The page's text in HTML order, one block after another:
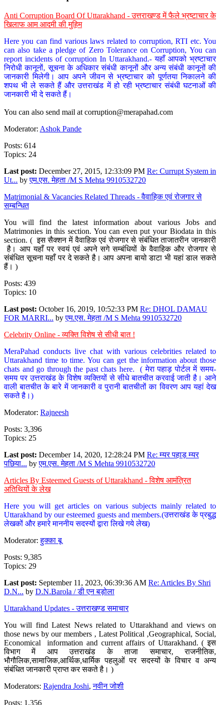
Anti Corruption Board Of Uttarakhand - उत्तराखण्ड में फैले भ्रष्टाचार के
खिलाफ आम आदमी की मुहिम
Here you can find various laws related to corruption, RTI etc. You
can also take a pledge of Zero Tolerance on Corruption, You can
report incidents of corruption In Uttarakhand.- यहाँ आपको भ्रष्टाचार
निरोधी कानूनों, सूचना के अधिकार संबंधी कानूनों और अन्य संबंधी कानूनों की
जानकारी मिलेगी। आप अपने जीवन से भ्रष्टाचार को पूर्णतया निकालने की
शपथ भी ले सकते हैं और उत्तराखंड में हो रही भ्रष्टाचार संबंधी घटनाओं की
जानकारी भी दे सकते हैं।
You can also send mail at corruption@merapahad.com
Moderator: Ashok Pande
Posts: 614
Topics: 24
Last post: December 27, 2015, 12:33:09 PM Re: Currupt System in
Ut... byएम.एस. मेहता /M S Mehta 9910532720
Matrimonial & Vacancies Related Threads - वैवाहिक एवं रोजगार से
सम्बन्धित
You will find the latest information about various Jobs and
Matrimonies in this section. You can even put your Biodata in this
section. ( इस सैक्शन में वैवाहिक एवं रोजगार से संबंधित ताजातरीन जानकारी
है। आप यहाँ पर स्वयं एवं अपने सगे सम्बंधियों के वैवाहिक और रोजगार से
संबंधित सूचना यहाँ पर दे सकते है। आप अपना बायो डाटा भी यहां डाल सकते
हैं। )
Posts: 439
Topics: 10
Last post: October 16, 2019, 10:52:33 PM Re: DHOL DAMAU
FOR MARRI... byएम.एस. मेहता /M S Mehta 9910532720
Celebrity Online - व्यक्ति विशेष से सीधी बात !
MeraPahad conducts live chat with various celebrities related to
Uttarakhand time to time. You can get the information about those
chats and go through the past chats here. ( मेरा पहाड़ पोर्टल में समय-
समय पर उत्तराखंड के विशेष व्यक्तियों से सीधे बातचीत करवाई जाती है। आने
वाली बातचीत के बारे में जानकारी व पुरानी बातचीतों का विवरण आप यहां देख
सकते है।)
Moderator: Rajneesh
Posts: 3,396
Topics: 25
Last post: December 14, 2020, 12:28:24 PM Re: म्यर पहाड़ म्यर
पछिया... byएम.एस. मेहता /M S Mehta 9910532720
Articles By Esteemed Guests of Uttarakhand - विशेष आमंत्रित
अतिथियों के लेख
Here you will get articles on various subjects mainly related to
Uttarakhand by our esteemed guests and members.(उत्तराखंड के प्रबुद्ध
लेखकों और हमारे माननीय सदस्यों द्वारा लिखे गये लेख)
Moderator:हुक्का बू
Posts: 9,385
Topics: 29
Last post: September 11, 2023, 06:39:36 AM Re: Articles By Shri
D.N... by D.N.Barola / डी एन बड़ोला
Uttarakhand Updates - उत्तराखण्ड समाचार
You will find Latest News related to Uttarakhand and views on
those news by our members , Latest Political ,Geographical, Social,
Economical information and current affairs of Uttarakhand. ( इस
विभाग में आप उत्तराखंड के ताजा समाचार, राजनीतिक,
भौगौलिक,सामाजिक,आर्थिक,धार्मिक पहलुओं पर सदस्यों के विचार व अन्य
संबंधित जानकारी प्राप्त कर सकते है। )
Moderators: Rajendra Joshi,नवीन जोशी
Posts: 1,356